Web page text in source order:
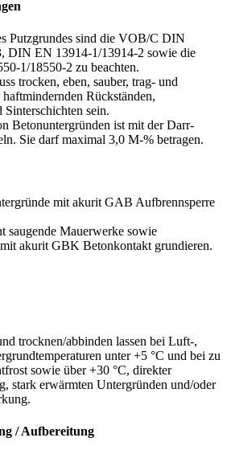
Putzgrundes sind die VOB/C DIN
DIN EN 13914-1/13914-2 sowie die
1/18550-2 zu beachten.
trocken, eben, sauber, trag- und
Rückständen,
sein.
Betonuntergründen ist mit der Darr-
Sie darf maximal 3,0 M-% betragen.
mit akurit GAB Aufbrennsperre
saugende Mauerwerke sowie
akurit GBK Betonkontakt grundieren.
trocknen/abbinden lassen bei Luft-,
unter +5 °C und bei zu
sowie über +30 °C, direkter
stark erwärmten Untergründen und/oder
/ Aufbereitung